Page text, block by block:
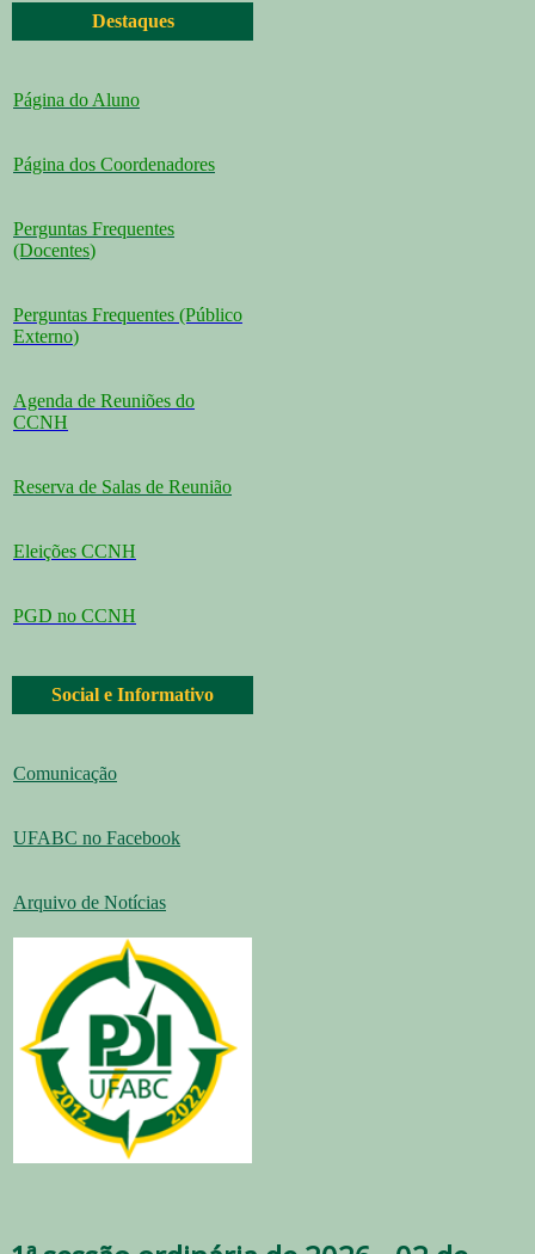
Destaques
Página do Aluno
Página dos Coordenadores
Perguntas Frequentes
(Docentes)
Perguntas Frequentes (Público
Externo)
Agenda de Reuniões do
CCNH
Reserva de Salas de Reunião
Eleições CCNH
PGD no CCNH
Social e Informativo
Comunicação
UFABC no Facebook
Arquivo de Notícias